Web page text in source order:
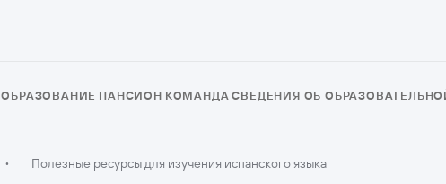
ОБРАЗОВАНИЕ ПАНСИОН КОМАНДА СВЕДЕНИЯ ОБ
• Полезные ресурсы для изучения испанского языка